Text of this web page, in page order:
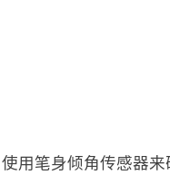
用笔身倾角传感器来